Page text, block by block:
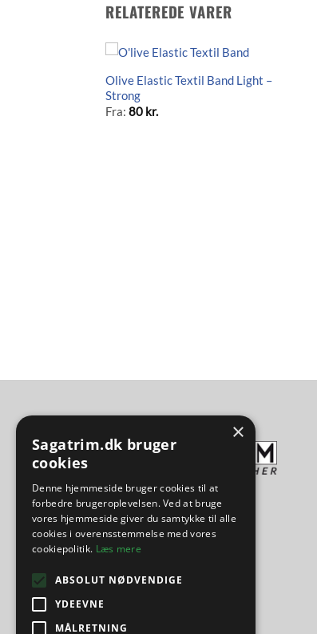
RELATEREDE VARER
Olive Elastic Textil Band Light –
Strong
Fra: 80 kr.
×
Sagatrim.dk bruger
cookies
Denne hjemmeside bruger cookies til at
forbedre brugeroplevelsen. Ved at bruge
vores hjemmeside giver du samtykke til alle
cookies i overensstemmelse med vores
cookiepolitik. Læs mere
ABSOLUT NØDVENDIGE
YDEEVNE
MÅLRETNING